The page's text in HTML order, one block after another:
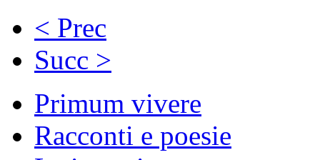
< Prec
Succ >
Primum vivere
Racconti e poesie